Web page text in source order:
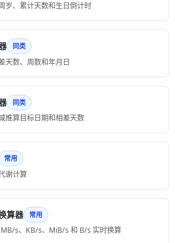
岁、累计天数和生日倒计时
同类
天数、周数和年月日
同类
推算目标日期和相差天数
常用
谢计算
算器 常用
s、KB/s、MiB/s 和 B/s 实时换算